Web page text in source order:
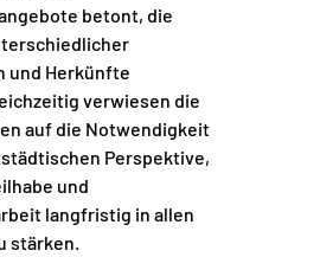
betont, die
und Herkünfte
verwiesen die
auf die Notwendigkeit
Perspektive,
und
langfristig in allen
stärken.